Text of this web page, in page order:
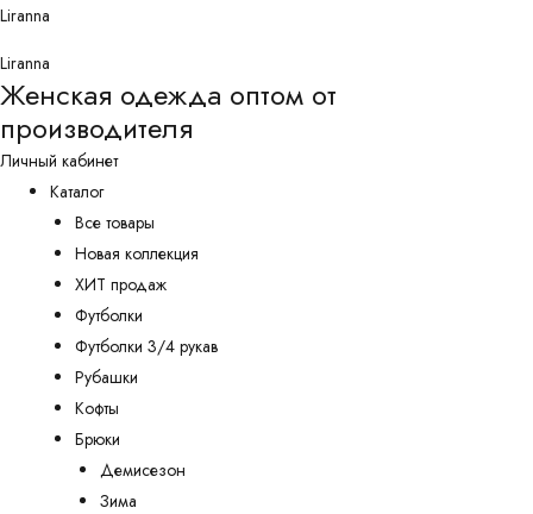
Перейти
содержимому
Liranna
Liranna
Женская одежда оптом от
производителя
Личный кабинет
Каталог
Все товары
Новая коллекция
ХИТ продаж
Футболки
Футболки 3/4 рукав
Рубашки
Кофты
Брюки
Демисезон
Зима